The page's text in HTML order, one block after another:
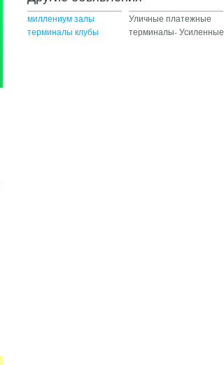
миллениум залы
терминалы клубы
Уличные платежные
терминалы- Усиленные